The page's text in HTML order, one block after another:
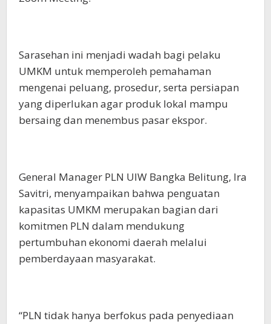
Sarasehan ini menjadi wadah bagi pelaku
UMKM untuk memperoleh pemahaman
mengenai peluang, prosedur, serta persiapan
yang diperlukan agar produk lokal mampu
bersaing dan menembus pasar ekspor.
General Manager PLN UIW Bangka Belitung, Ira
Savitri, menyampaikan bahwa penguatan
kapasitas UMKM merupakan bagian dari
komitmen PLN dalam mendukung
pertumbuhan ekonomi daerah melalui
pemberdayaan masyarakat.
“PLN tidak hanya berfokus pada penyediaan